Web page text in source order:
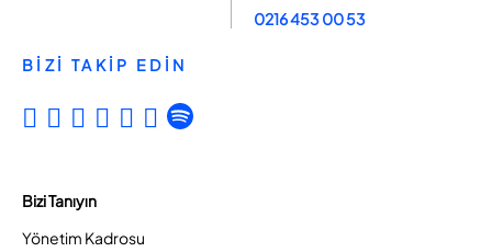
0216 453 00 53
BİZİ TAKİP EDİN
Bizi Tanıyın
Yönetim Kadrosu